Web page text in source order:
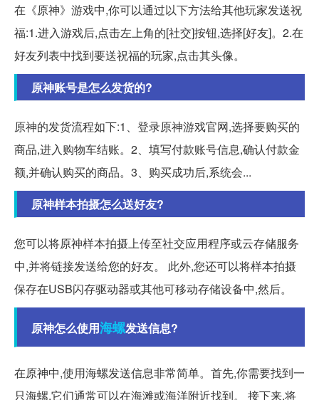
在《原神》游戏中,你可以通过以下方法给其他玩家发送祝
福:1.进入游戏后,点击左上角的[社交]按钮,选择[好友]。2.在
好友列表中找到要送祝福的玩家,点击其头像。
原神账号是怎么发货的?
原神的发货流程如下:1、登录原神游戏官网,选择要购买的
商品,进入购物车结账。2、填写付款账号信息,确认付款金
额,并确认购买的商品。3、购买成功后,系统会...
原神样本拍摄怎么送好友?
您可以将原神样本拍摄上传至社交应用程序或云存储服务
中,并将链接发送给您的好友。 此外,您还可以将样本拍摄
保存在USB闪存驱动器或其他可移动存储设备中,然后。
原神怎么使用海螺发送信息?
在原神中,使用海螺发送信息非常简单。首先,你需要找到一
只海螺,它们通常可以在海滩或海洋附近找到。 接下来,将